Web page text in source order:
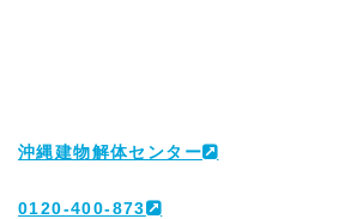
沖縄建物解体センター
0120-400-873